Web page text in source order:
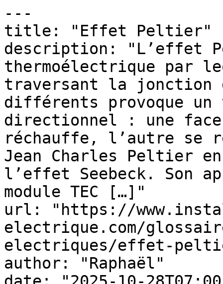
---
title: "Effet Peltier"
description: "L’effet
thermoélectrique par
traversant la jonction
différents provoque
directionnel : une
réchauffe, l’autre se
Jean Charles Peltier
l’effet Seebeck. Son
module TEC […]"
url: "https://
electrique.com/
electriques/effet-
author: "Raphaël"